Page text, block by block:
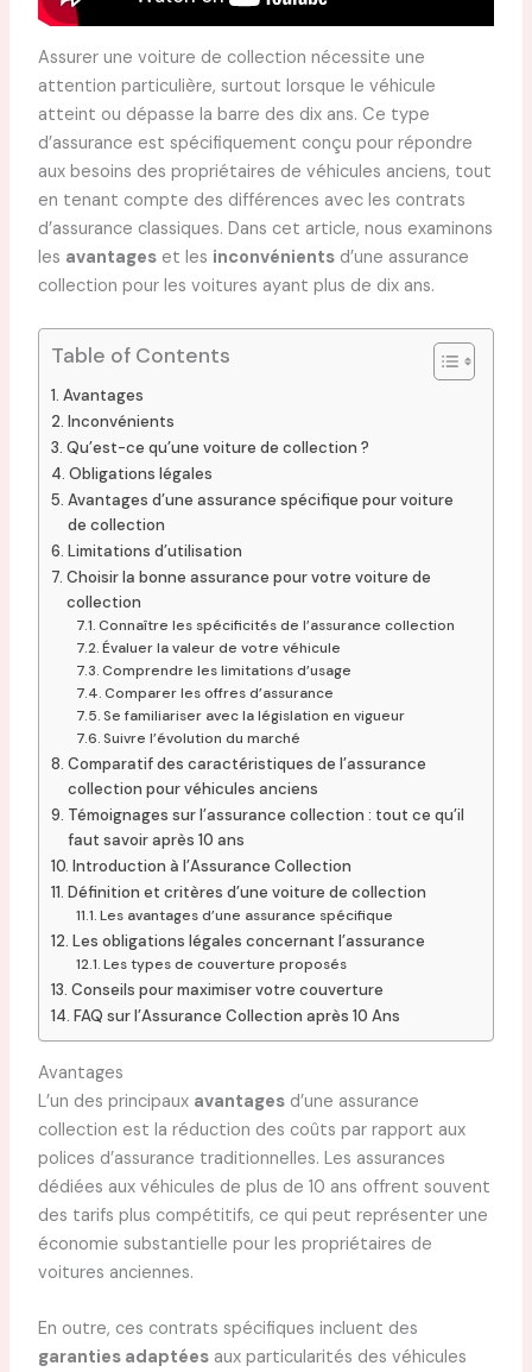
Assurer une voiture de collection nécessite une
attention particulière, surtout lorsque le véhicule
atteint ou dépasse la barre des dix ans. Ce type
d’assurance est spécifiquement conçu pour répondre
aux besoins des propriétaires de véhicules anciens, tout
en tenant compte des différences avec les contrats
d’assurance classiques. Dans cet article, nous examinons
les avantageset les inconvénientsd’une assurance
collection pour les voitures ayant plus de dix ans.
Table of Contents
Avantages
Inconvénients
Qu’est-ce qu’une voiture de collection ?
Obligations légales
Avantages d’une assurance spécifique pour voiture
de collection
Limitations d’utilisation
Choisir la bonne assurance pour votre voiture de
collection
Connaître les spécificités de l’assurance collection
Évaluer la valeur de votre véhicule
Comprendre les limitations d’usage
Comparer les offres d’assurance
Se familiariser avec la législation en vigueur
Suivre l’évolution du marché
Comparatif des caractéristiques de l’assurance
collection pour véhicules anciens
Témoignages sur l’assurance collection : tout ce qu’il
faut savoir après 10 ans
Introduction à l’Assurance Collection
Définition et critères d’une voiture de collection
Les avantages d’une assurance spécifique
Les obligations légales concernant l’assurance
Les types de couverture proposés
Conseils pour maximiser votre couverture
FAQ sur l’Assurance Collection après 10 Ans
Avantages
L’un des principaux avantagesd’une assurance
collection est la réduction des coûts par rapport aux
polices d’assurance traditionnelles. Les assurances
dédiées aux véhicules de plus de 10 ans offrent souvent
des tarifs plus compétitifs, ce qui peut représenter une
économie substantielle pour les propriétaires de
voitures anciennes.
En outre, ces contrats spécifiques incluent des
garanties adaptéesaux particularités des véhicules